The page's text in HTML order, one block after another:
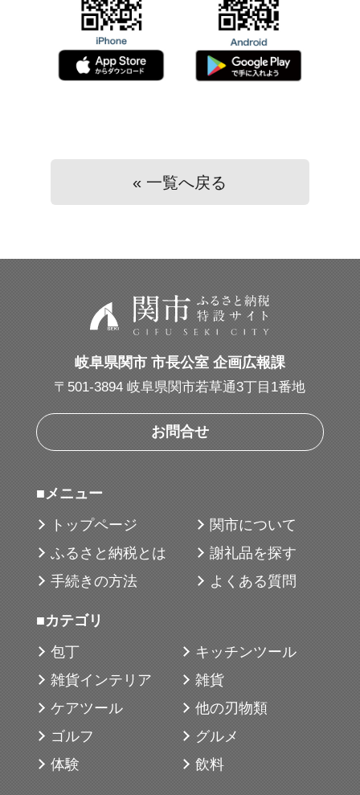
« 一覧へ戻る
岐阜県関市 市長公室 企画広報課
〒501-3894 岐阜県関市若草通3丁目1番地
お問合せ
■メニュー
トップページ
関市について
ふるさと納税とは
謝礼品を探す
手続きの方法
よくある質問
■カテゴリ
包丁
キッチンツール
雑貨インテリア
雑貨
ケアツール
他の刃物類
ゴルフ
グルメ
体験
飲料